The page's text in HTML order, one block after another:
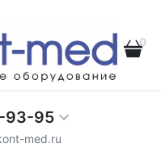
0
93-95
med.ru